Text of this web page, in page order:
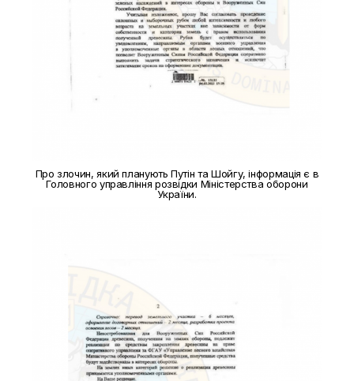
Про злочин, який планують Путін та Шойгу, інформація є в
Головного управління розвідки Міністерства оборони
України.